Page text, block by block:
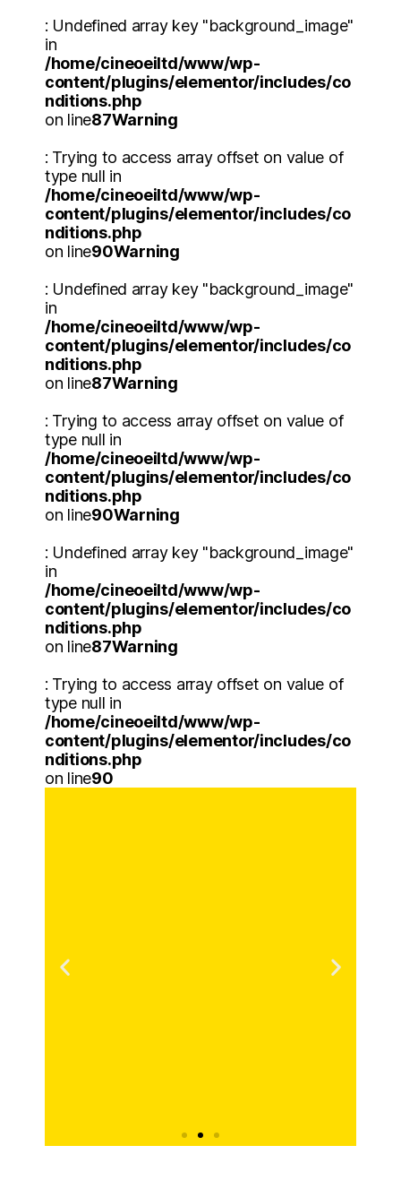
: Undefined array key "background_image"
in
/home/cineoeiltd/www/wp-
content/plugins/elementor/includes/co
nditions.php
on line87Warning
: Trying to access array offset on value of
type null in
/home/cineoeiltd/www/wp-
content/plugins/elementor/includes/co
nditions.php
on line90Warning
: Undefined array key "background_image"
in
/home/cineoeiltd/www/wp-
content/plugins/elementor/includes/co
nditions.php
on line87Warning
: Trying to access array offset on value of
type null in
/home/cineoeiltd/www/wp-
content/plugins/elementor/includes/co
nditions.php
on line90Warning
: Undefined array key "background_image"
in
/home/cineoeiltd/www/wp-
content/plugins/elementor/includes/co
nditions.php
on line87Warning
: Trying to access array offset on value of
type null in
/home/cineoeiltd/www/wp-
content/plugins/elementor/includes/co
nditions.php
on line90